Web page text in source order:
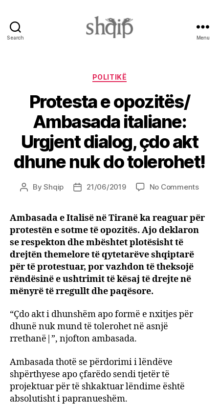
Search Menu
Categories
POLITIKË
Protesta e opozitës/
Ambasada italiane:
Urgjent dialog, çdo akt
dhune nuk do tolerohet!
PostByShqip
Post21/06/2019 No Commentson
Ambasada e Italisë në Tiranë ka reaguar për
protestën e sotme të opozitës. Ajo deklaron
se respekton dhe mbështet plotësisht të
drejtën themelore të qytetarëve shqiptarë
për të protestuar, por vazhdon të theksojë
rëndësinë e ushtrimit të kësaj të drejte në
mënyrë të rregullt dhe paqësore.
“Çdo akt i dhunshëm apo formë e nxitjes për
dhunë nuk mund të tolerohet në asnjë
rrethanë|”, njofton ambasada.
Ambasada thotë se përdorimi i lëndëve
shpërthyese apo çfarëdo sendi tjetër të
projektuar për të shkaktuar lëndime është
absolutisht i papranueshëm.